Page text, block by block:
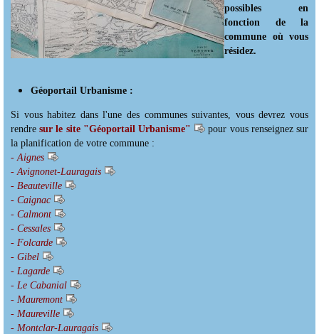
possibles en
fonction de la
commune où vous
résidez.
Géoportail Urbanisme :
Si vous habitez dans l'une des communes suivantes, vous devrez vous
rendresur le site "Géoportail Urbanisme"
pour vous renseignez sur
la planification de votre commune :
- Aignes
- Avignonet-Lauragais
- Beauteville
- Caignac
- Calmont
- Cessales
- Folcarde
- Gibel
- Lagarde
- Le Cabanial
- Mauremont
- Maureville
- Montclar-Lauragais